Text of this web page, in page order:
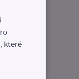
které